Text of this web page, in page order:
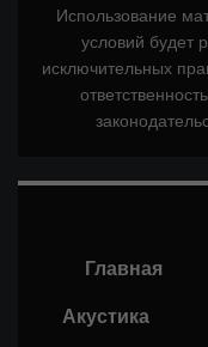
Использование
условий будет
исключительных
Главная
Акустика